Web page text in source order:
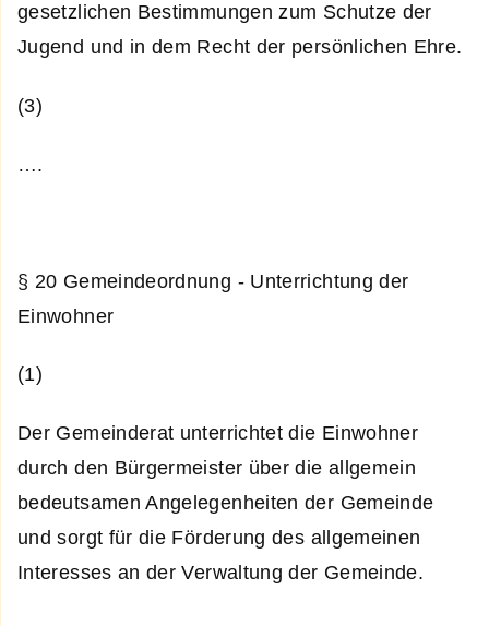
gesetzlichen Bestimmungen zum Schutze der
Jugend und in dem Recht der persönlichen Ehre.
(3)
….
§ 20 Gemeindeordnung - Unterrichtung der
Einwohner
(1)
Der Gemeinderat unterrichtet die Einwohner
durch den Bürgermeister über die allgemein
bedeutsamen Angelegenheiten der Gemeinde
und sorgt für die Förderung des allgemeinen
Interesses an der Verwaltung der Gemeinde.